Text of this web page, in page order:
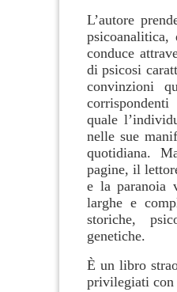
L’autore
conduce
di psicosi
convinzioni
quale
nelle sue
quotidiana.
pagine, il
e la paranoia
larghe e
storiche,
genetiche.
È un libro
privilegiati con